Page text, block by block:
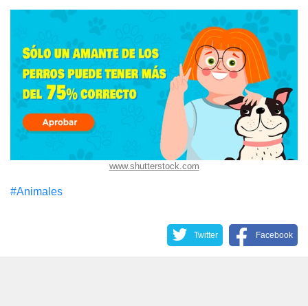
www.shutterstock.com
#Animales
Twitter Facebook